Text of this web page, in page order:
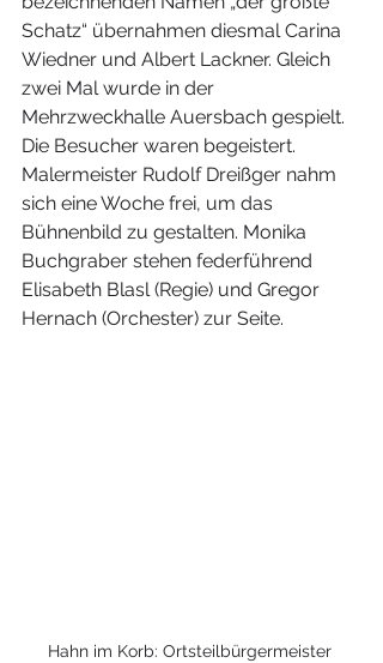
Schatz“ übernahmen diesmal Carina
Wiedner und Albert Lackner. Gleich
zwei Mal wurde in der
Mehrzweckhalle Auersbach gespielt.
Die Besucher waren begeistert.
Malermeister Rudolf Dreißger nahm
sich eine Woche frei, um das
Bühnenbild zu gestalten. Monika
Buchgraber stehen federführend
Elisabeth Blasl (Regie) und Gregor
Hernach (Orchester) zur Seite.
Hahn im Korb: Ortsteilbürgermeister